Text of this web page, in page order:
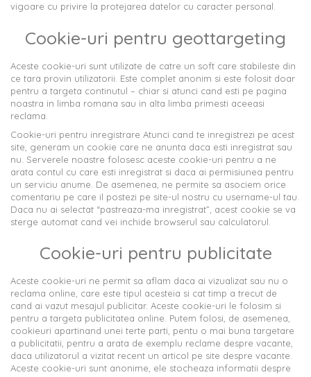
vigoare cu privire la protejarea datelor cu caracter personal.
Cookie-uri pentru geottargeting
Aceste cookie-uri sunt utilizate de catre un soft care stabileste din
ce tara provin utilizatorii. Este complet anonim si este folosit doar
pentru a targeta continutul – chiar si atunci cand esti pe pagina
noastra in limba romana sau in alta limba primesti aceeasi
reclama.
Cookie-uri pentru inregistrare Atunci cand te inregistrezi pe acest
site, generam un cookie care ne anunta daca esti inregistrat sau
nu. Serverele noastre folosesc aceste cookie-uri pentru a ne
arata contul cu care esti inregistrat si daca ai permisiunea pentru
un serviciu anume. De asemenea, ne permite sa asociem orice
comentariu pe care il postezi pe site-ul nostru cu username-ul tau.
Daca nu ai selectat “pastreaza-ma inregistrat”, acest cookie se va
sterge automat cand vei inchide browserul sau calculatorul.
Cookie-uri pentru publicitate
Aceste cookie-uri ne permit sa aflam daca ai vizualizat sau nu o
reclama online, care este tipul acesteia si cat timp a trecut de
cand ai vazut mesajul publicitar. Aceste cookie-uri le folosim si
pentru a targeta publicitatea online. Putem folosi, de asemenea,
cookieuri apartinand unei terte parti, pentu o mai buna targetare
a publicitatii, pentru a arata de exemplu reclame despre vacante,
daca utilizatorul a vizitat recent un articol pe site despre vacante.
Aceste cookie-uri sunt anonime, ele stocheaza informatii despre